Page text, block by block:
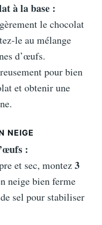
à la base :
le chocolat
le au mélange
d’œufs.
pour bien
et obtenir une
NEIGE
:
et sec, montez3
neige bien ferme
sel pour stabiliser